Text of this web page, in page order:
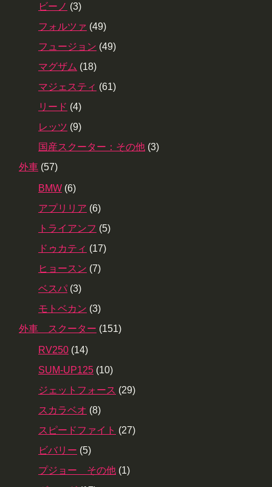
ビーノ (3)
フォルツァ (49)
フュージョン (49)
マグザム (18)
マジェスティ (61)
リード (4)
レッツ (9)
国産スクーター：その他 (3)
外車 (57)
BMW (6)
アプリリア (6)
トライアンフ (5)
ドゥカティ (17)
ヒョースン (7)
ベスパ (3)
モトベカン (3)
外車 スクーター (151)
RV250 (14)
SUM-UP125 (10)
ジェットフォース (29)
スカラベオ (8)
スピードファイト (27)
ビバリー (5)
プジョー その他 (1)